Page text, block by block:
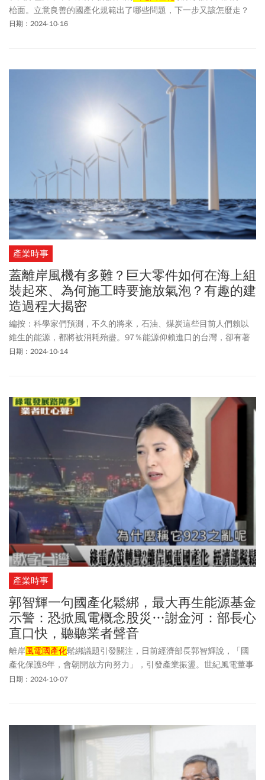
枱面。立意良善的國產化規範出了哪些問題，下一步又該怎麼走？
日期：2024-10-16
產業時事
蓋離岸風機有多難？巨大零件如何在海上組
裝起來、為何施工時要施放氣泡？有趣的建
造過程大揭密
編按：科學家們預測，不久的將來，石油、煤炭這些目前人們賴以
維生的能源，都將被消耗殆盡。97％能源仰賴進口的台灣，卻有著
不可多得的天然風場「台灣海峽」，每年造訪的東北季風不僅僅造
灣西岸無法忽視的新地景，每每看到這些或近或遠的龐然大物，不
禁讓人好奇這些巨大風機是怎麼建造出來的？
日期：2024-10-14
產業時事
郭智輝一句國產化鬆綁，最大再生能源基金
示警：恐掀風電概念股災…謝金河：部長心
直口快，聽聽業者聲音
離岸風電國產化鬆綁議題引發關注，日前經濟部長郭智輝說，「國
產化保護8年，會朝開放方向努力」，引發產業振盪。世紀風電董事
長賴文祥在謝金河節目《數字台灣》上憂心說，這樣會讓過去八年
至數家本土廠商面臨危機。「銀行也要借貸給這些本土廠商，一旦
斷鏈，對我國經濟影響嚴重，甚至質疑這個政黨到底有沒有延續？
為什麼政策不延續」？許乃文說，台灣GDP是被許多護國大山、傳
產、資通產業撐起，他們都需要大宗綠電，但2025、2026年綠電都
日期：2024-10-07